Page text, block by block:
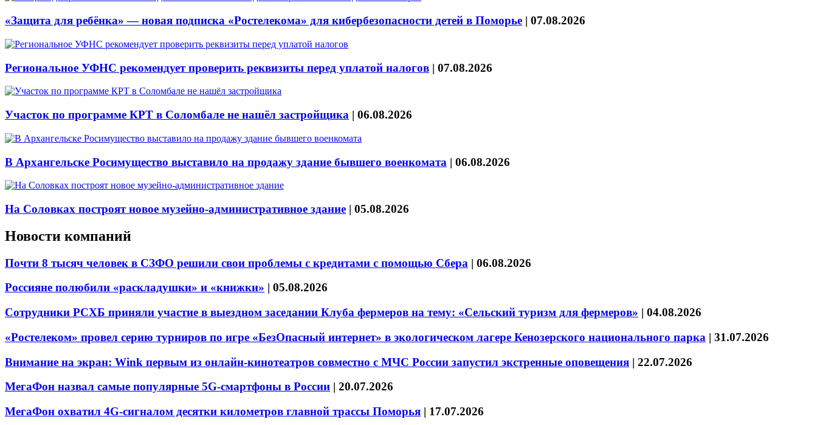
«Защита для ребёнка» — новая подписка «Ростелекома» для кибербезопасности детей в Поморье | 07.08.2026
Региональное УФНС рекомендует проверить реквизиты перед уплатой налогов | 07.08.2026
Участок по программе КРТ в Соломбале не нашёл застройщика | 06.08.2026
В Архангельске Росимущество выставило на продажу здание бывшего военкомата | 06.08.2026
На Соловках построят новое музейно-административное здание | 05.08.2026
Новости компаний
Почти 8 тысяч человек в СЗФО решили свои проблемы с кредитами с помощью Сбера | 06.08.2026
Россияне полюбили «раскладушки» и «книжки» | 05.08.2026
Сотрудники РСХБ приняли участие в выездном заседании Клуба фермеров на тему: «Сельский туризм для фермеров» | 04.08.2026
«Ростелеком» провел серию турниров по игре «БезОпасный интернет» в экологическом лагере Кенозерского национального парка | 31.07.2026
Внимание на экран: Wink первым из онлайн-кинотеатров совместно с МЧС России запустил экстренные оповещения | 22.07.2026
МегаФон назвал самые популярные 5G-смартфоны в России | 20.07.2026
МегаФон охватил 4G-сигналом десятки километров главной трассы Поморья | 17.07.2026